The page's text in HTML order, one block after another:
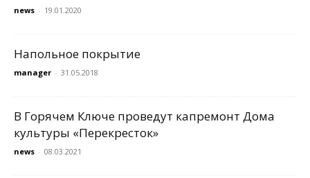
news - 19.01.2020
Напольное покрытие
manager - 31.05.2018
В Горячем Ключе проведут капремонт Дома
культуры «Перекресток»
news - 08.03.2021